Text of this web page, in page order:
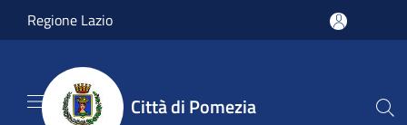
Salta al contenuto principale
Regione Lazio
Città di Pomezia